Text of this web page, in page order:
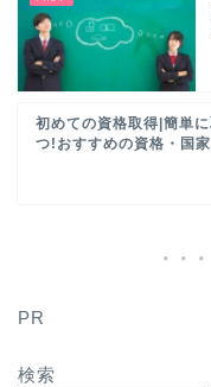
初めての資格取得|簡単
つ!おすすめの資格・国
PR
検索